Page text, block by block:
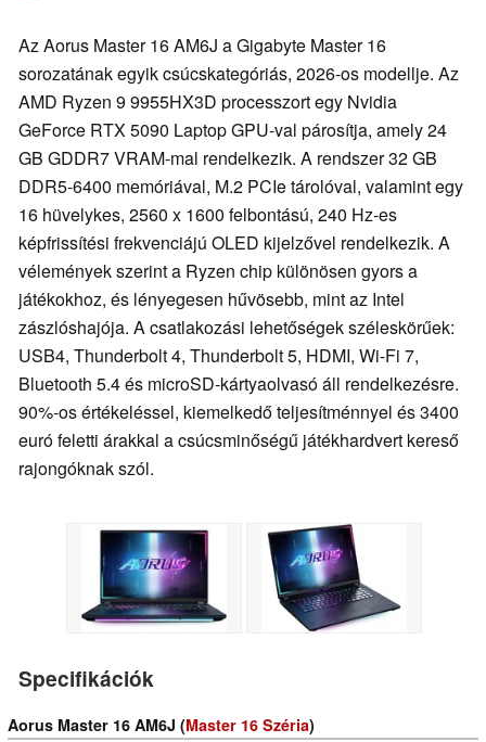
Az Aorus Master 16 AM6J a Gigabyte Master 16
sorozatának egyik csúcskategóriás, 2026-os modellje. Az
AMD Ryzen 9 9955HX3D processzort egy Nvidia
GeForce RTX 5090 Laptop GPU-val párosítja, amely 24
GB GDDR7 VRAM-mal rendelkezik. A rendszer 32 GB
DDR5-6400 memóriával, M.2 PCIe tárolóval, valamint egy
16 hüvelykes, 2560 x 1600 felbontású, 240 Hz-es
képfrissítési frekvenciájú OLED kijelzővel rendelkezik. A
vélemények szerint a Ryzen chip különösen gyors a
játékokhoz, és lényegesen hűvösebb, mint az Intel
zászlóshajója. A csatlakozási lehetőségek széleskörűek:
USB4, Thunderbolt 4, Thunderbolt 5, HDMI, Wi-Fi 7,
Bluetooth 5.4 és microSD-kártyaolvasó áll rendelkezésre.
90%-os értékeléssel, kiemelkedő teljesítménnyel és 3400
euró feletti árakkal a csúcsminőségű játékhardvert kereső
rajongóknak szól.
Specifikációk
Aorus Master 16 AM6J (Master 16 Széria)